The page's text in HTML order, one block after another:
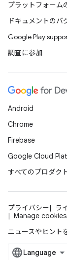
プラットフォーム
ドキュメントのバ
Google Play
調査に参加
Android
Chrome
Firebase
Google Cloud
すべてのプロダク
プライバシー ラ
Manage cookies
ニュースやヒント